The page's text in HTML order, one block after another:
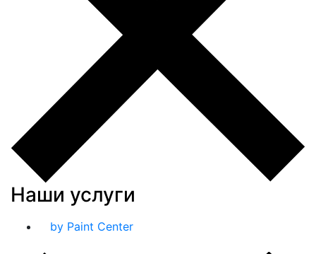
Наши услуги
by Paint Center